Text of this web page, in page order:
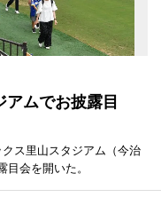
ムでお披露目
ス里山スタジアム（今治
会を開いた。